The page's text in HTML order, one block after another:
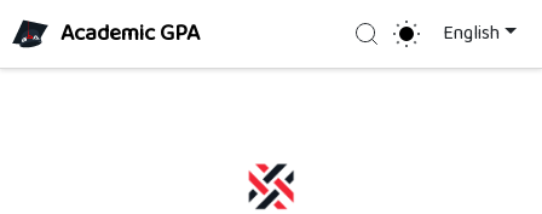
Academic GPA Search English